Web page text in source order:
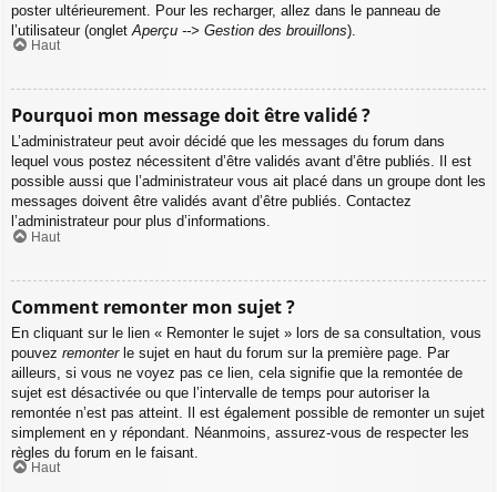
poster ultérieurement. Pour les recharger, allez dans le panneau de
l’utilisateur (onglet Aperçu --> Gestion des brouillons).
Haut
Pourquoi mon message doit être validé ?
L’administrateur peut avoir décidé que les messages du forum dans
lequel vous postez nécessitent d’être validés avant d’être publiés. Il est
possible aussi que l’administrateur vous ait placé dans un groupe dont les
messages doivent être validés avant d’être publiés. Contactez
l’administrateur pour plus d’informations.
Haut
Comment remonter mon sujet ?
En cliquant sur le lien « Remonter le sujet » lors de sa consultation, vous
pouvez remonterle sujet en haut du forum sur la première page. Par
ailleurs, si vous ne voyez pas ce lien, cela signifie que la remontée de
sujet est désactivée ou que l’intervalle de temps pour autoriser la
remontée n’est pas atteint. Il est également possible de remonter un sujet
simplement en y répondant. Néanmoins, assurez-vous de respecter les
règles du forum en le faisant.
Haut